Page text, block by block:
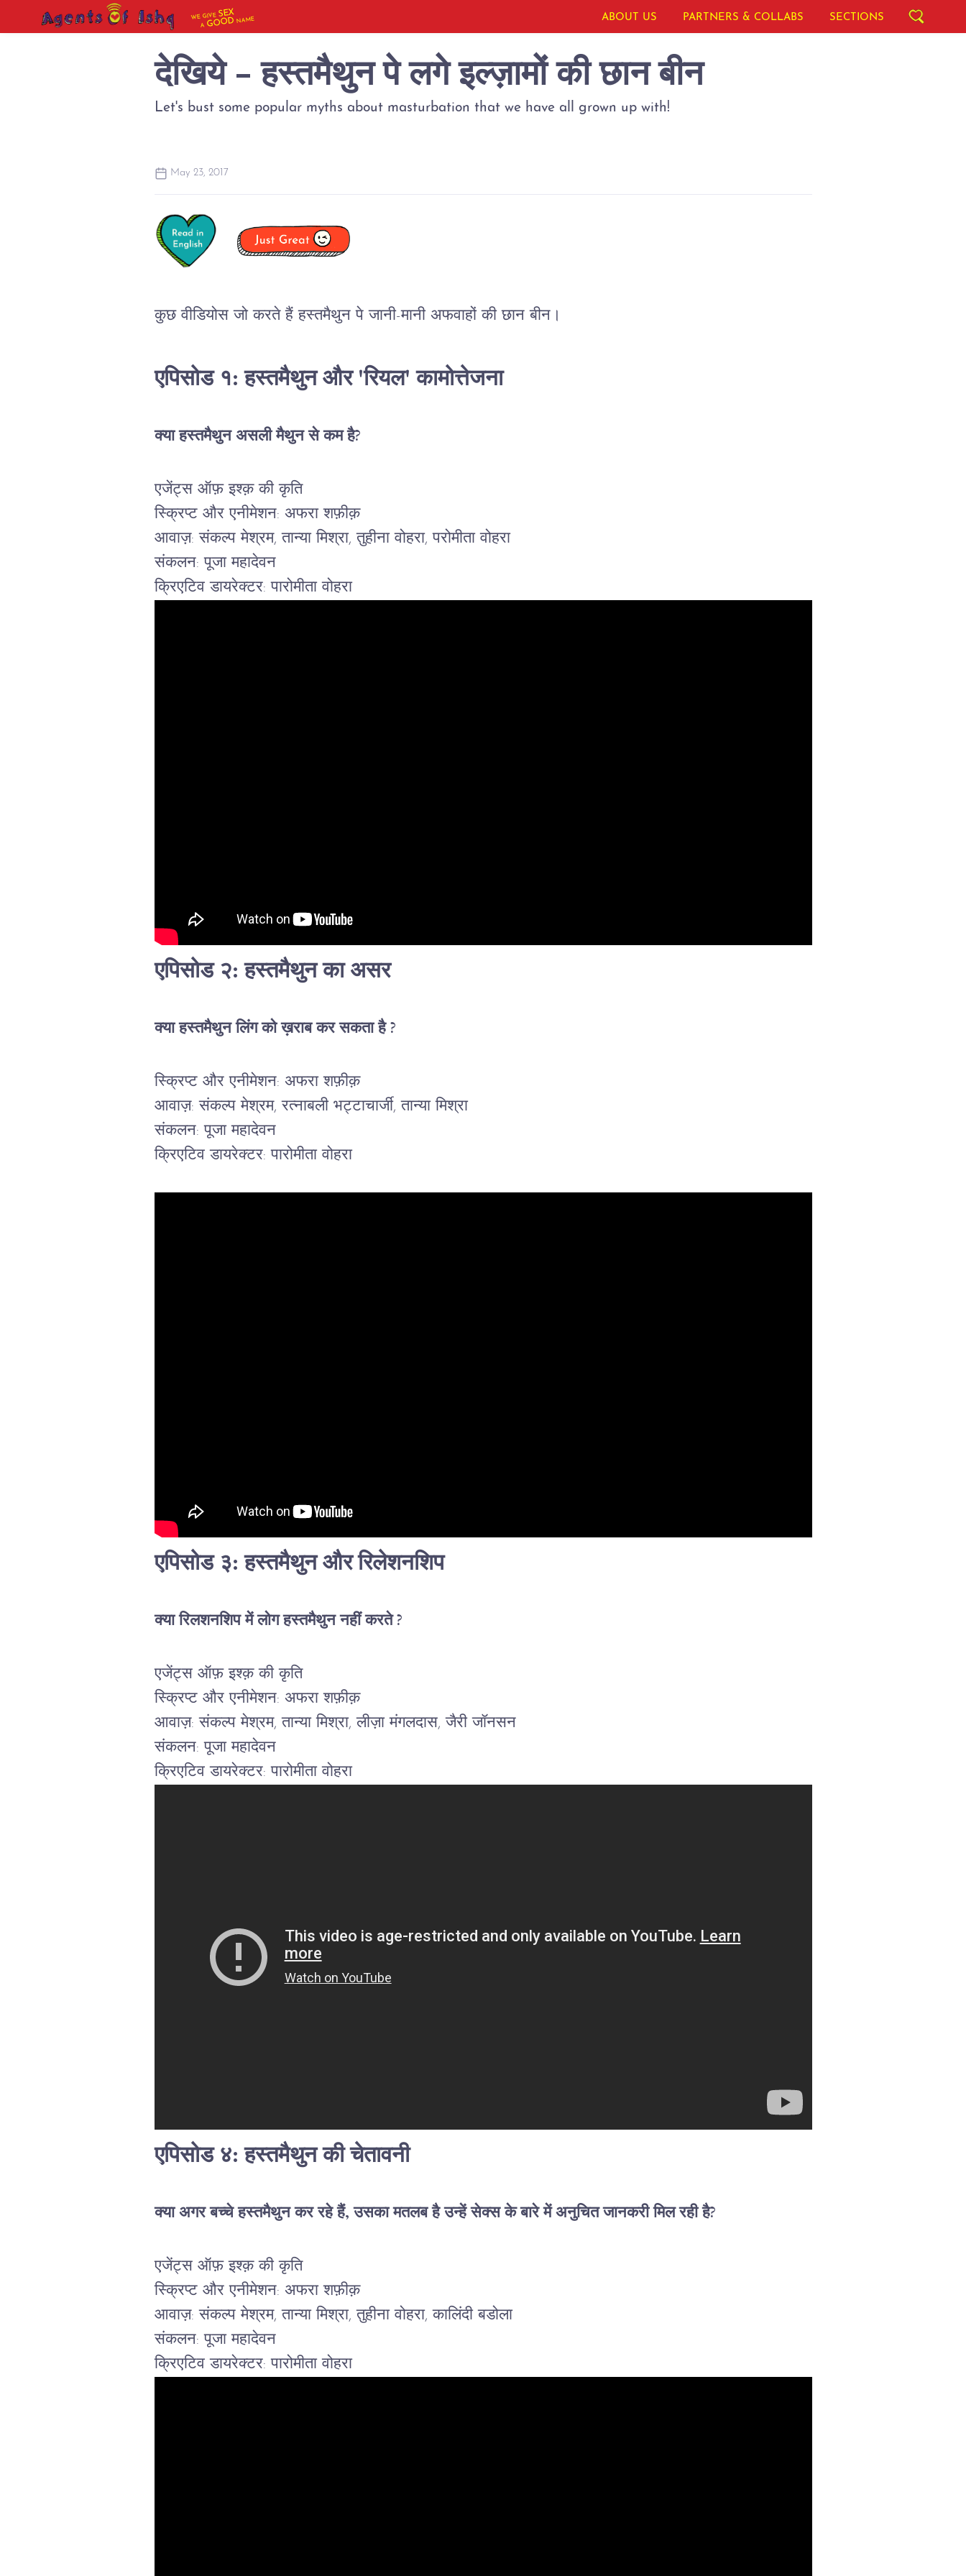
WE GIVESEX
AGOOD NAME ABOUT US PARTNERS & COLLABS SECTIONS
देखिये - हस्तमैथुन पे लगे इल्ज़ामों की छान बीन
Let's bust some popular myths about masturbation that we have all grown up with!
May 23, 2017
एपिसोड १: हस्तमैथुन और 'रियल' कामोत्तेजना
क्या हस्तमैथुन असली मैथुन से कम है?
एजेंट्स ऑफ़ इश्क़ की कृति
स्क्रिप्ट और एनीमेशन: अफरा शफ़ीक़
आवाज़: संकल्प मेश्रम, तान्या मिश्रा, तुहीना वोहरा, परोमीता वोहरा
संकलन: पूजा महादेवन
क्रिएटिव डायरेक्टर: पारोमीता वोहरा
एपिसोड २: हस्तमैथुन का असर
क्या हस्तमैथुन लिंग को ख़राब कर सकता है ?
स्क्रिप्ट और एनीमेशन: अफरा शफ़ीक़
आवाज़: संकल्प मेश्रम, रत्नाबली भट्टाचार्जी, तान्या मिश्रा
संकलन: पूजा महादेवन
क्रिएटिव डायरेक्टर: पारोमीता वोहरा
एपिसोड ३: हस्तमैथुन और रिलेशनशिप
क्या रिलशनशिप में लोग हस्तमैथुन नहीं करते ?
एजेंट्स ऑफ़ इश्क़ की कृति
स्क्रिप्ट और एनीमेशन: अफरा शफ़ीक़
आवाज़: संकल्प मेश्रम, तान्या मिश्रा, लीज़ा मंगलदास, जैरी जॉनसन
संकलन: पूजा महादेवन
क्रिएटिव डायरेक्टर: पारोमीता वोहरा
एपिसोड ४: हस्तमैथुन की चेतावनी
क्या अगर बच्चे हस्तमैथुन कर रहे हैं, उसका मतलब है उन्हें सेक्स के बारे में अनुचित जानकरी मिल रही है?
एजेंट्स ऑफ़ इश्क़ की कृति
स्क्रिप्ट और एनीमेशन: अफरा शफ़ीक़
आवाज़: संकल्प मेश्रम, तान्या मिश्रा, तुहीना वोहरा, कालिंदी बडोला
संकलन: पूजा महादेवन
क्रिएटिव डायरेक्टर: पारोमीता वोहरा